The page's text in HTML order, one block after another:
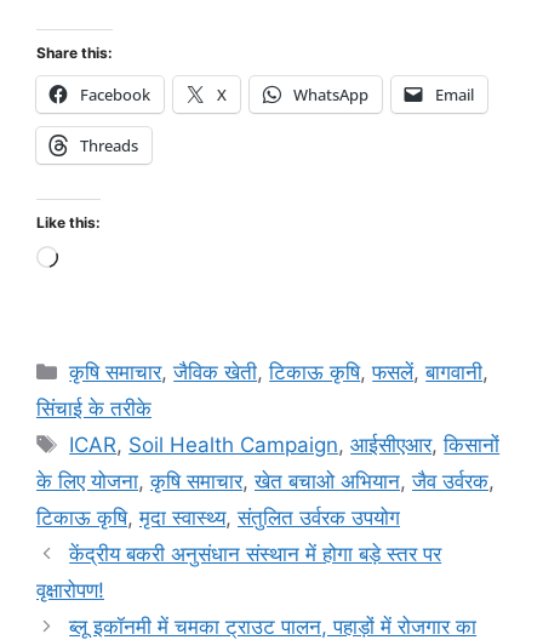
Share this:
Facebook X WhatsApp Email
Threads
Like this:
कृषि समाचार,जैविक खेती,टिकाऊ कृषि,फसलें,बागवानी,
सिंचाई के तरीके
ICAR, Soil Health Campaign,आईसीएआर,किसानों
के लिए योजना,कृषि समाचार,खेत बचाओ अभियान,जैव उर्वरक,
टिकाऊ कृषि,मृदा स्वास्थ्य,संतुलित उर्वरक उपयोग
केंद्रीय बकरी अनुसंधान संस्थान में होगा बड़े स्तर पर
वृक्षारोपण!
ब्लू इकॉनमी में चमका ट्राउट पालन, पहाड़ों में रोजगार का